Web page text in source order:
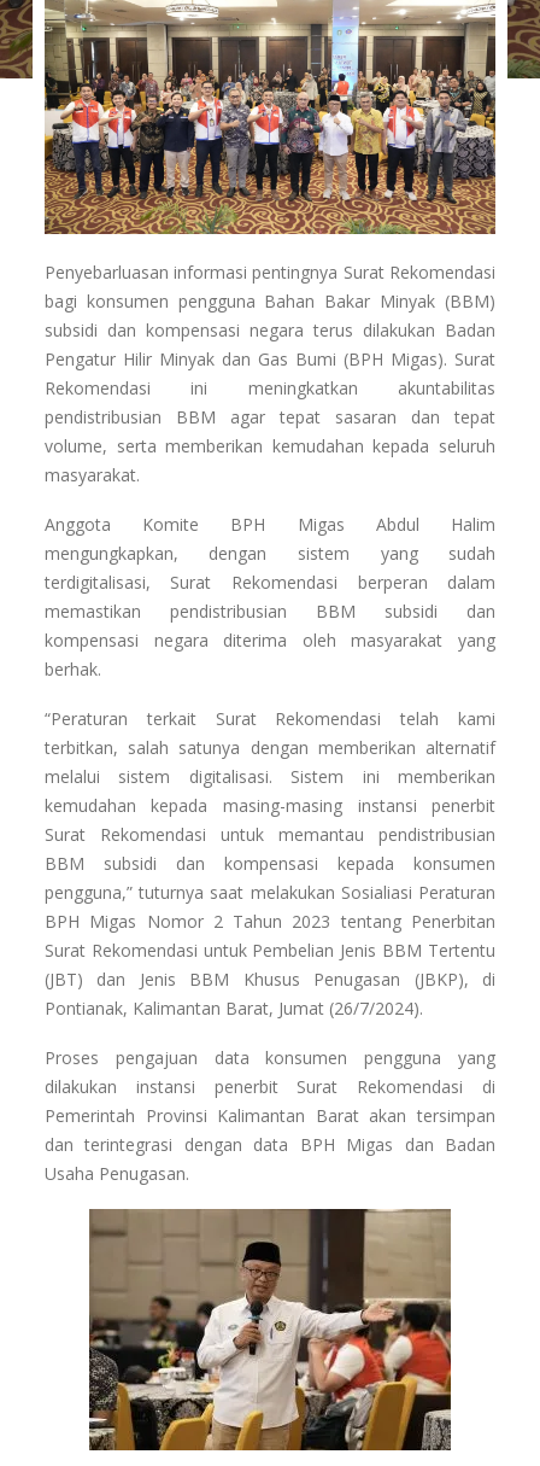
Penyebarluasan informasi pentingnya Surat Rekomendasi
bagi konsumen pengguna Bahan Bakar Minyak (BBM)
subsidi dan kompensasi negara terus dilakukan Badan
Pengatur Hilir Minyak dan Gas Bumi (BPH Migas). Surat
Rekomendasi ini meningkatkan akuntabilitas
pendistribusian BBM agar tepat sasaran dan tepat
volume, serta memberikan kemudahan kepada seluruh
masyarakat.
Anggota Komite BPH Migas Abdul Halim
mengungkapkan, dengan sistem yang sudah
terdigitalisasi, Surat Rekomendasi berperan dalam
memastikan pendistribusian BBM subsidi dan
kompensasi negara diterima oleh masyarakat yang
berhak.
“Peraturan terkait Surat Rekomendasi telah kami
terbitkan, salah satunya dengan memberikan alternatif
melalui sistem digitalisasi. Sistem ini memberikan
kemudahan kepada masing-masing instansi penerbit
Surat Rekomendasi untuk memantau pendistribusian
BBM subsidi dan kompensasi kepada konsumen
pengguna,” tuturnya saat melakukan Sosialiasi Peraturan
BPH Migas Nomor 2 Tahun 2023 tentang Penerbitan
Surat Rekomendasi untuk Pembelian Jenis BBM Tertentu
(JBT) dan Jenis BBM Khusus Penugasan (JBKP), di
Pontianak, Kalimantan Barat, Jumat (26/7/2024).
Proses pengajuan data konsumen pengguna yang
dilakukan instansi penerbit Surat Rekomendasi di
Pemerintah Provinsi Kalimantan Barat akan tersimpan
dan terintegrasi dengan data BPH Migas dan Badan
Usaha Penugasan.